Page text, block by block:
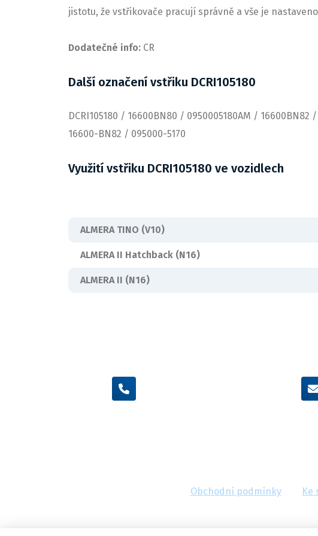
jistotu, že vstřikovače pracují správně a vše je
Dodatečné info: CR
Další označení vstřiku DCRI105180
DCRI105180 / 16600BN80 / 0950005180AM /
16600-BN82 / 095000-5170
Využití vstřiku DCRI105180 ve vozidlech
ALMERA TINO (V10)
ALMERA II Hatchback (N16)
ALMERA II (N16)
Obchodní podmínky Ke